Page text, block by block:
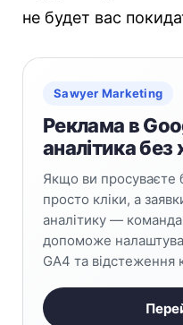
не будет вас
Sawyer Marketing
Реклама в
аналітика без
Якщо ви просуваєте
просто кліки, а
аналітику —
допоможе
GA4 та відстеження